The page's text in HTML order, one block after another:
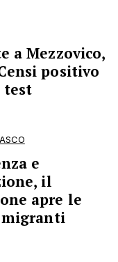
a Mezzovico,
positivo
test
e
il
apre le